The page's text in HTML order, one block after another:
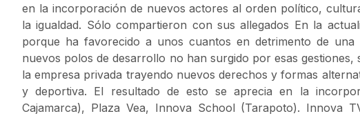
en la incorporación de nuevos actores al orden político,
la igualdad. Sólo compartieron con sus allegados En la
porque ha favorecido a unos cuantos en detrimento de una
nuevos polos de desarrollo no han surgido por esas
la empresa privada trayendo nuevos derechos y formas
y deportiva. El resultado de esto se aprecia en la
Cajamarca), Plaza Vea, Innova School (Tarapoto). Innova